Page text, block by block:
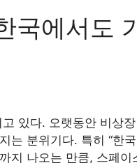
국에서도
있다. 오랫동안 비상
는 분위기다. 특히 “한
지 나오는 만큼, 스페